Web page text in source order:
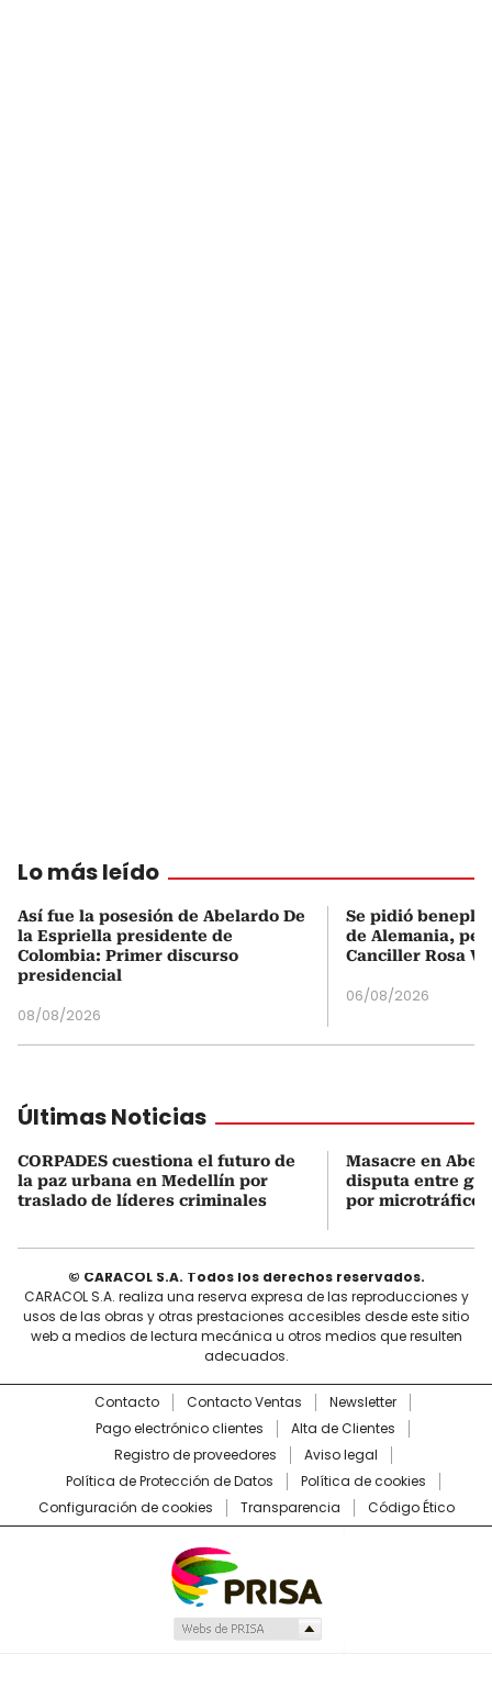
Lo más leído
Así fue la posesión de Abelardo De
la Espriella presidente de
Colombia: Primer discurso
presidencial
08/08/2026
Se pidió
de Alemania,
Canciller Rosa
06/08/2026
Últimas Noticias
CORPADES cuestiona el futuro de
la paz urbana en Medellín por
traslado de líderes criminales
Masacre en
disputa entre
por microtráfico
© CARACOL S.A. Todos los derechos reservados.
CARACOL S.A. realiza una reserva expresa de las reproducciones y
usos de las obras y otras prestaciones accesibles desde este sitio
web a medios de lectura mecánica u otros medios que resulten
adecuados.
Contacto Contacto Ventas
Newsletter
Pago electrónico clientes
Alta de Clientes
Registro de proveedores
Aviso legal
Política de Protección de Datos
Política de cookies
Configuración de cookies
Transparencia Código Ético